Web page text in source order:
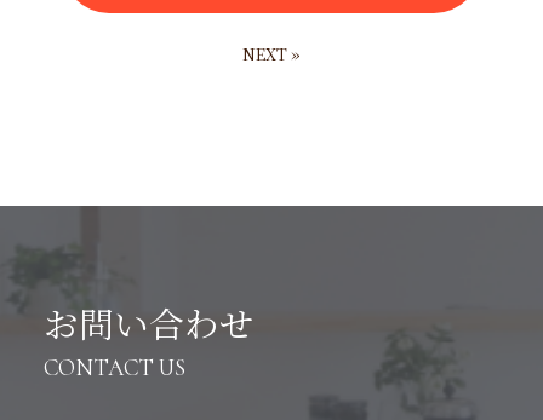
NEXT »
お問い合わせ
CONTACT US